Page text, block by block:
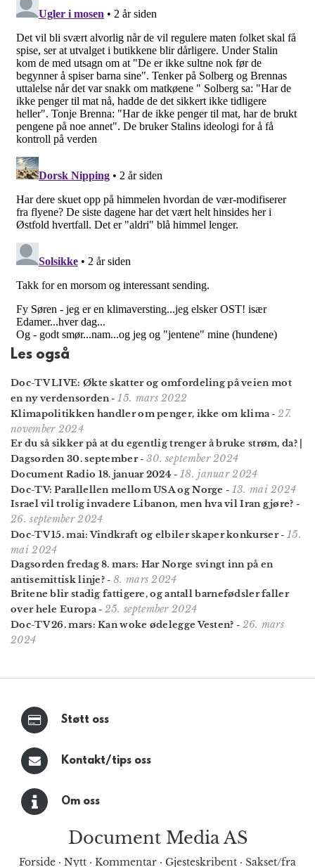
Les også
Doc-TV LIVE: Økte skatter og omfordeling på veien mot
en ny verdensorden-15. mars 2022
Klimapolitikken handler om penger, ikke om klima -27.
november 2024
Er du så sikker på at du egentlig trenger å bruke strøm, da? |
Dagsorden 30. september- 30. september 2024
Document Radio 18. januar 2024 - 18. januar 2024
Doc-TV: Parallellen mellom USA og Norge - 13. mai 2024
Israel vil trolig invadere Libanon, men hva vil Iran gjøre? -
26. september 2024
Doc-TV 15. mai: Vindkraft og elbiler skaper konkurser- 15.
mai 2024
Dagsorden fredag 8. mars: Har Norge svingt inn på en
antisemittisk linje? -8. mars 2024
Britene blir stadig fattigere, og antall barnefødsler faller
over hele Europa- 25. september 2024
Doc-TV 26. mars: Kan woke ødelegge Vesten? - 26. mars
2024
Støtt oss
Kontakt/tips oss
Om oss
Document Media AS
Forside · Nytt · Kommentar · Gjesteskribent · Sakset/fra